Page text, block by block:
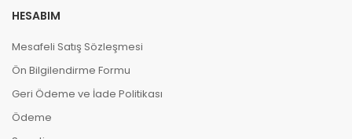
HESABIM
Mesafeli Satış Sözleşmesi
Ön Bilgilendirme Formu
Geri Ödeme ve İade Politikası
Ödeme